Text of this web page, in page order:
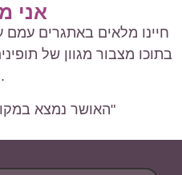
אני
חיינו מלאים באתגרים עמם
בתוכו מצבור מגוון של
.
"האושר נמצא